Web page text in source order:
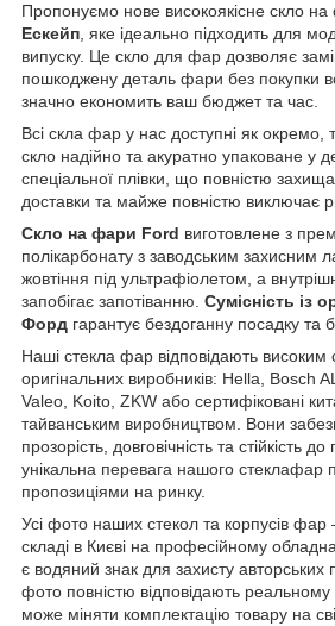
Пропонуємо нове високоякісне скло
Ескейп, яке ідеально підходить для
випуску. Це скло для фар дозволяє
пошкоджену деталь фари без покупки
значно економить ваш бюджет та час.
Всі скла фар у нас доступні як окремо,
скло надійно та акуратно упаковане у
спеціальної плівки, що повністю
доставки та майже повністю виключає
Скло на фари Ford виготовлене з
полікарбонату з заводським захисним
жовтіння під ультрафіолетом, а
запобігає запотіванню. Сумісність із
Форд гарантує бездоганну посадку та
Наші стекла фар відповідають високим
оригінальних виробників: Hella, Bosch
Valeo, Koito, ZKW або сертифіковані
тайванським виробництвом. Вони
прозорість, довговічність та стійкість
унікальна перевага нашого стеклафар
пропозиціями на ринку.
Усі фото наших стекол та корпусів фар
складі в Києві на професійному
є водяний знак для захисту
фото повністю відповідають
може міняти комплектацію товару на